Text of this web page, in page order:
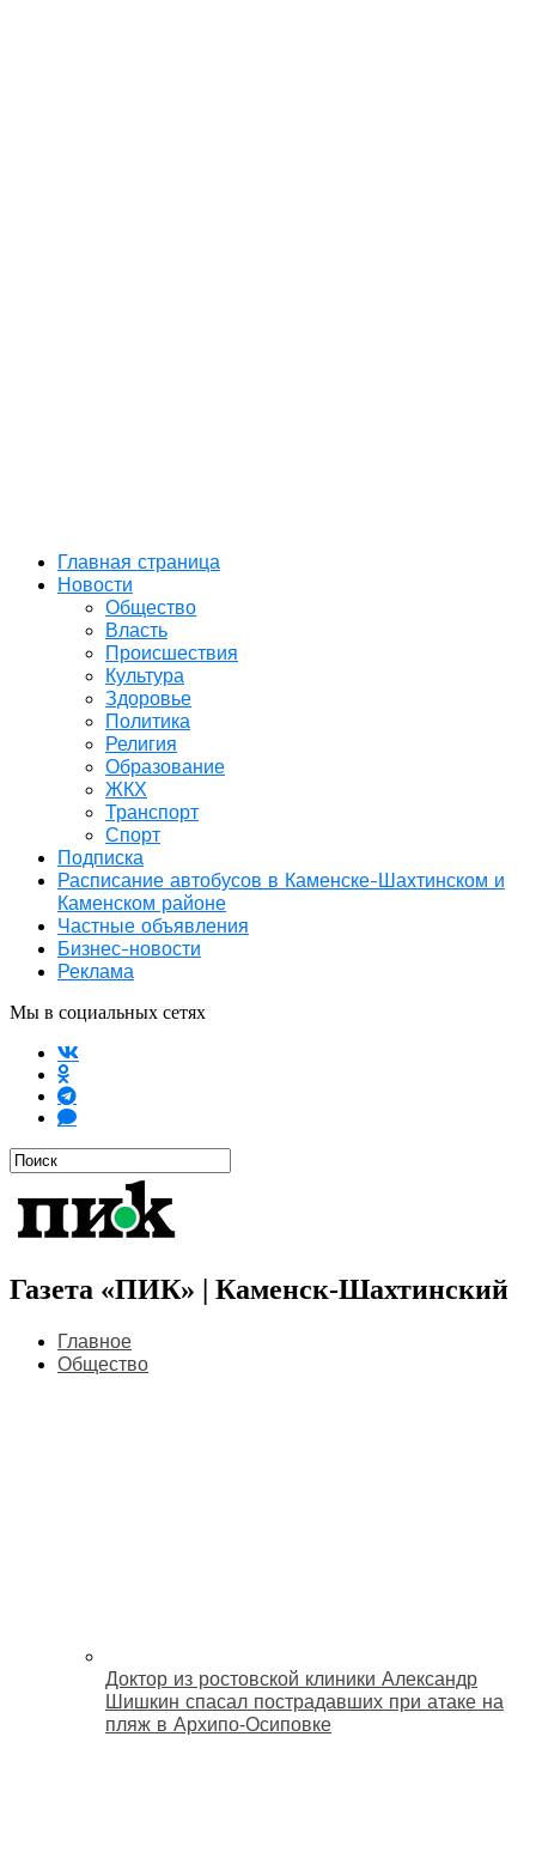
Главная страница
Новости
Общество
Власть
Происшествия
Культура
Здоровье
Политика
Религия
Образование
ЖКХ
Транспорт
Спорт
Подписка
Расписание автобусов в Каменске-Шахтинском и
Каменском районе
Частные объявления
Бизнес-новости
Реклама
Мы в социальных сетях
Газета «ПИК» | Каменск-Шахтинский
Главное
Общество
Доктор из ростовской клиники Александр
Шишкин спасал пострадавших при атаке на
пляж в Архипо‑Осиповке